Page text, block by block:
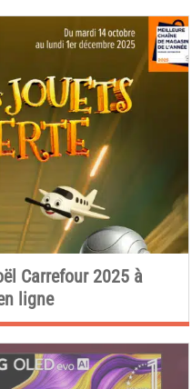
Carrefour 2025 à
ligne